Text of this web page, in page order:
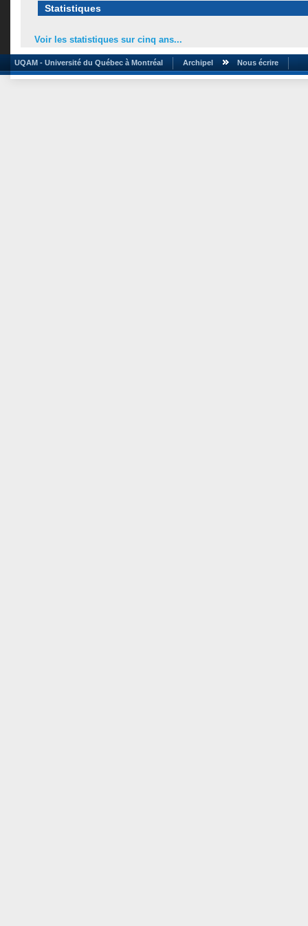
Statistiques
Voir les statistiques sur cinq ans...
UQAM - Université du Québec à Montréal Archipel Nous écrire